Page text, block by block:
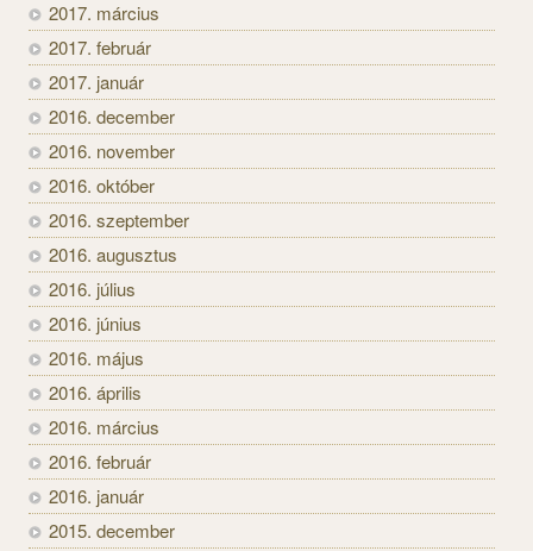
2017. március
2017. február
2017. január
2016. december
2016. november
2016. október
2016. szeptember
2016. augusztus
2016. július
2016. június
2016. május
2016. április
2016. március
2016. február
2016. január
2015. december